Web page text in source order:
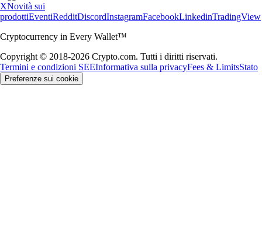
XNovità sui
prodottiEventiRedditDiscordInstagramFacebookLinkedinTradingView
Cryptocurrency in Every Wallet™
Copyright © 2018-2026 Crypto.com. Tutti i diritti riservati.
Termini e condizioni SEEInformativa sulla privacyFees & LimitsStato
Preferenze sui cookie